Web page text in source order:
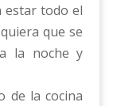
estar todo el
que se
la noche y
de la cocina